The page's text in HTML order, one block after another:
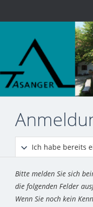
Ich habe bereits
Bitte melden Sie sich
die folgenden Felder
Wenn Sie noch kein